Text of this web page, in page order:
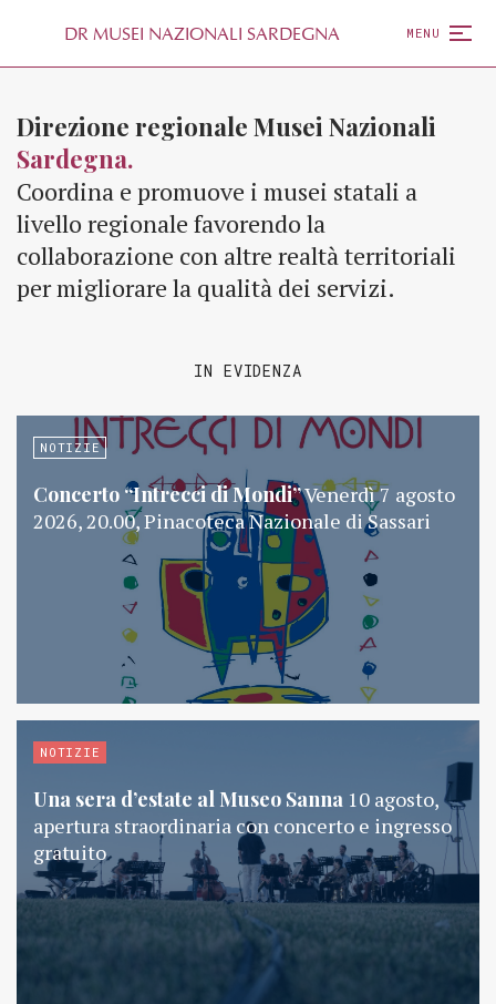
DR MUSEI NAZIONALI SARDEGNA MENU
Direzione regionale Musei Nazionali
Sardegna.
Coordina e promuove i musei statali a
livello regionale favorendo la
collaborazione con altre realtà territoriali
per migliorare la qualità dei servizi.
IN EVIDENZA
NOTIZIE
Concerto “Intrecci di Mondi”Venerdì 7 agosto
2026, 20.00, Pinacoteca Nazionale di Sassari
NOTIZIE
Una sera d’estate al Museo Sanna 10 agosto,
apertura straordinaria con concerto e ingresso
gratuito